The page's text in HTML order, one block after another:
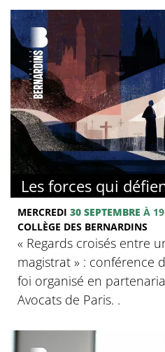
Les forces qui
MERCREDI 30 SEPTEMBRE À
COLLÈGE DES BERNARDINS
« Regards croisés entre
magistrat » : conférence
foi organisé en
Avocats de Paris. .